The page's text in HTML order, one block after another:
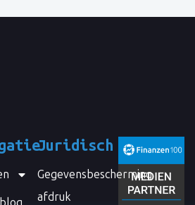
Juridisch
Gegevensbescherming
afdruk